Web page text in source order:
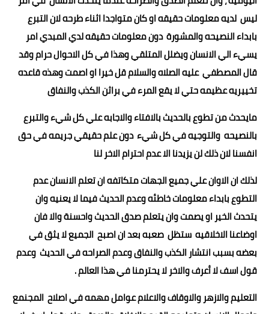
ليس لديه معلومات حقيقه او كان متواجدا اثناء طرحه لان التبرع
بابداء النصيحه والمشورة دون معلومات حقيقه لدي المبدي امر
يسيء الي الانسان ويضلل المتلقي وهذا في كل الاحوال حرام وقد
قال المصطفي عليه الصلاه والسلام قل خيرا او اصمت وهذه قاعده
تخييريه عظيمه حتي لا يقع المرء في براثن الكذب والنفاق
مايحدث من تطوع بالحديث بالافتاء والاجابه علي كل شيء والتبرع
بالنصيحه والتوجيه في كل شيء دون علم حقيقي جريمه في حق
انفسنا لان ذلك لن يزيدنا الا عدم احترام الاخر لنا
لذلك ان الاوان علي جميع الجهات متكاتفه ان تعلم الانسان عدم
التطوع بابداء معلومات خاطئه وعدم الحديث فيما لا يعنيه وان
يتحدث الخير او يصمت وان يتعلم صدق الحديث واحسنة والا فان
اوضاعنا الاخلاقيه ستظل صعبه بعد ان اصبح الجميع لا يثق في
بعضه بسبب انتشار الكذب والنفاق وعدم الصراحه في الحديث وعدم
قول اسف لا أعرف والاخر لا يحترمنا في هذا العالم .
التعليم والازهر والاوقاف والاعلام عوامل مهمه في اصلاح المجنمع